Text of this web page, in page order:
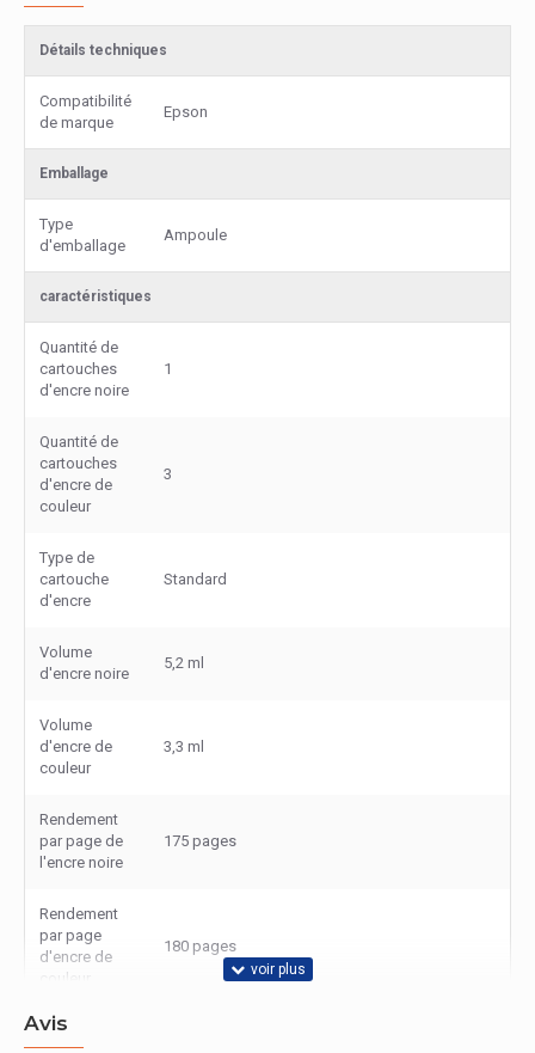
Détails techniques
Compatibilité
de marque
Epson
Emballage
Type
d'emballage
Ampoule
caractéristiques
Quantité de
cartouches
d'encre noire
1
Quantité de
cartouches
d'encre de
couleur
3
Type de
cartouche
d'encre
Standard
Volume
d'encre noire
5,2 ml
Volume
d'encre de
couleur
3,3 ml
Rendement
par page de
l'encre noire
175 pages
Rendement
par page
d'encre de
couleur
180 pages
Caractéristiques
Avis